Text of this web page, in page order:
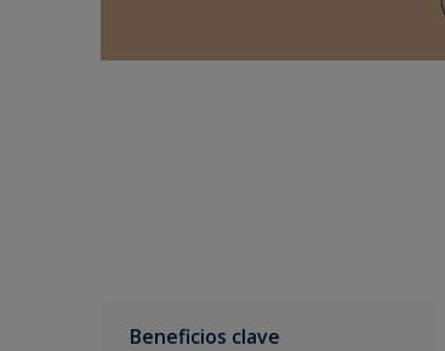
Beneficios clave